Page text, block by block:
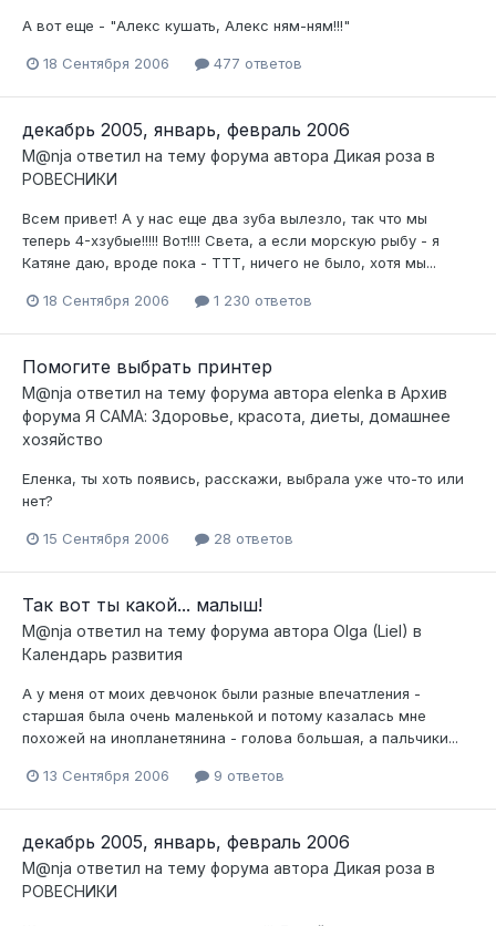
А вот еще - "Алекс кушать, Алекс ням-ням!!!"
18 Сентября 2006 477 ответов
декабрь 2005, январь, февраль 2006
M@nja ответил на тему форума автора Дикая роза в
РОВЕСНИКИ
Всем привет! А у нас еще два зуба вылезло, так что мы
теперь 4-хзубые!!!!! Вот!!!! Света, а если морскую рыбу - я
Катяне даю, вроде пока - ТТТ, ничего не было, хотя мы...
18 Сентября 2006 1 230 ответов
Помогите выбрать принтер
M@nja ответил на тему форума автора elenka в Архив
форума Я САМА: Здоровье, красота, диеты, домашнее
хозяйство
Еленка, ты хоть появись, расскажи, выбрала уже что-то или
нет?
15 Сентября 2006 28 ответов
Так вот ты какой... малыш!
M@nja ответил на тему форума автора Olga (Liel) в
Календарь развития
А у меня от моих девчонок были разные впечатления -
старшая была очень маленькой и потому казалась мне
похожей на инопланетянина - голова большая, а пальчики...
13 Сентября 2006 9 ответов
декабрь 2005, январь, февраль 2006
M@nja ответил на тему форума автора Дикая роза в
РОВЕСНИКИ